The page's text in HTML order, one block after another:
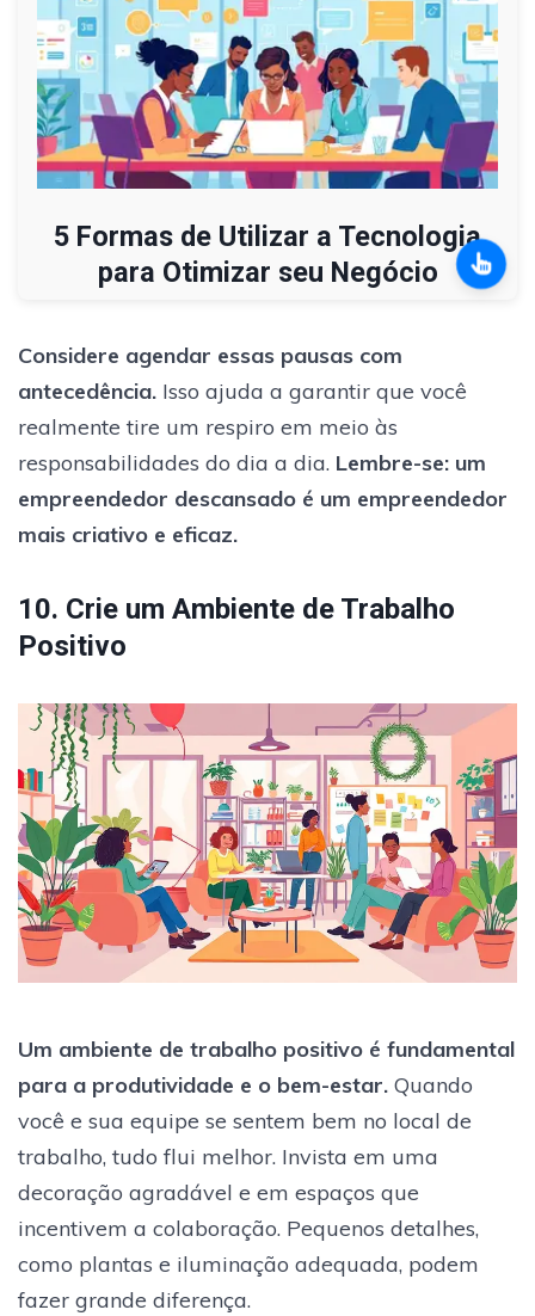
5 Formas de Utilizar a Tecnologia
para Otimizar seu Negócio
Considere agendar essas pausas com
antecedência. Isso ajuda a garantir que você
realmente tire um respiro em meio às
responsabilidades do dia a dia. Lembre-se: um
empreendedor descansado é um empreendedor
mais criativo e eficaz.
10. Crie um Ambiente de Trabalho
Positivo
Um ambiente de trabalho positivo é fundamental
para a produtividade e o bem-estar. Quando
você e sua equipe se sentem bem no local de
trabalho, tudo flui melhor. Invista em uma
decoração agradável e em espaços que
incentivem a colaboração. Pequenos detalhes,
como plantas e iluminação adequada, podem
fazer grande diferença.